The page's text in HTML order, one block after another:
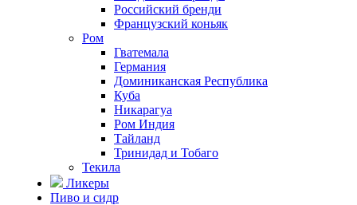
Российский бренди
Французский коньяк
Ром
Гватемала
Германия
Доминиканская Республика
Куба
Никарагуа
Ром Индия
Тайланд
Тринидад и Тобаго
Текила
Ликеры
Пиво и сидр